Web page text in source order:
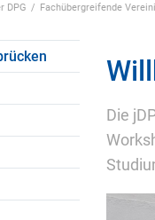
DPG Fachübergreifende
Die